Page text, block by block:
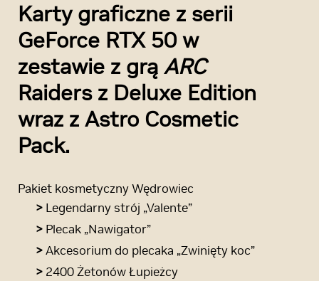
Karty graficzne z serii
GeForce RTX 50 w
zestawie z grą ARC
Raiders z Deluxe Edition
wraz z Astro Cosmetic
Pack.
Pakiet kosmetyczny Wędrowiec
> Legendarny strój „Valente”
> Plecak „Nawigator”
>Akcesorium do plecaka „Zwinięty koc”
> 2400 Żetonów Łupieżcy